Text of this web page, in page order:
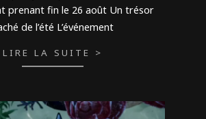
prenant fin le 26 août Un trésor
de l’été L’événement
LIRE LA SUITE >